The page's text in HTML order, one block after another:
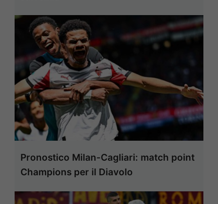
Pronostico Milan-Cagliari: match point
Champions per il Diavolo